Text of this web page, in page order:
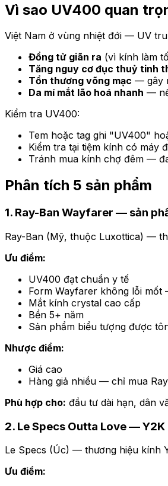
Vì sao UV400 quan
Việt Nam ở vùng nhiệt đới — UV
Đồng tử giãn ra (vì kính làm
Tăng nguy cơ đục thuỷ tinh
Tổn thương võng mạc — gây
Da mí mắt lão hoá nhanh —
Kiểm tra UV400:
Tem hoặc tag ghi "UV400"
Kiểm tra tại tiệm kính có máy
Tránh mua kính chợ đêm —
Phân tích 5 sản phẩm
1. Ray-Ban Wayfarer — sản
Ray-Ban (Mỹ, thuộc Luxottica) —
Ưu điểm:
UV400 đạt chuẩn y tế
Form Wayfarer không lỗi
Mắt kính crystal cao cấp
Bền 5+ năm
Sản phẩm biểu tượng được
Nhược điểm:
Giá cao
Hàng giả nhiều — chỉ mua
Phù hợp cho: đầu tư dài hạn, dân
2. Le Specs Outta Love —
Le Specs (Úc) — thương hiệu kính
Ưu điểm: